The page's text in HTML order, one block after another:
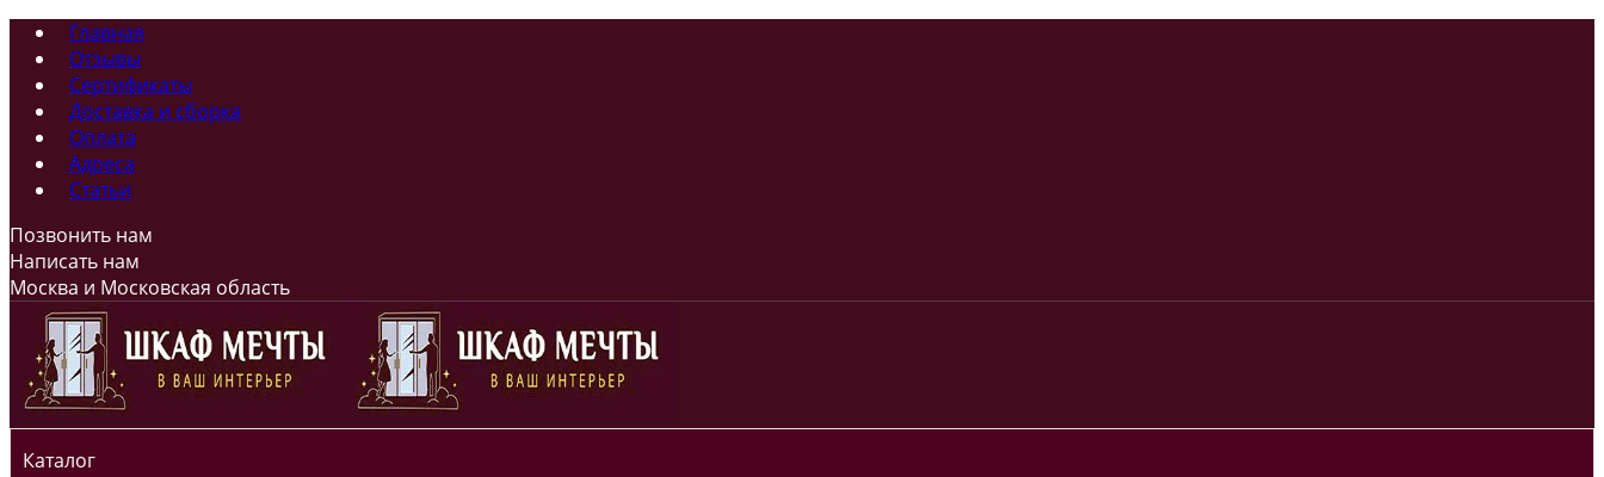
Главная
Отзывы
Сертификаты
Доставка и сборка
Оплата
Адреса
Статьи
Позвонить нам
Написать нам
Москва и Московская область
Каталог